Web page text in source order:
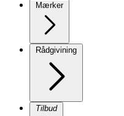
Mærker
Rådgivining
Tilbud